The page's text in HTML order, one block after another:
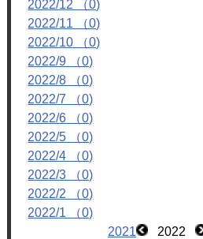
2022/12 （0)
2022/11 （0)
2022/10 （0)
2022/9 （0)
2022/8 （0)
2022/7 （0)
2022/6 （0)
2022/5 （0)
2022/4 （0)
2022/3 （0)
2022/2 （0)
2022/1 （0)
2021
2022